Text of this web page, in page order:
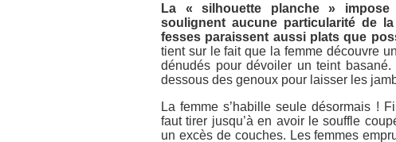
La « silhouette planche »
soulignent aucune particularité de
fesses paraissent aussi plats que
tient sur le fait que la femme découvre
dénudés pour dévoiler un teint
dessous des genoux pour laisser les
La femme s’habille seule désormais !
faut tirer jusqu’à en avoir le souffle
un excès de couches. Les femmes